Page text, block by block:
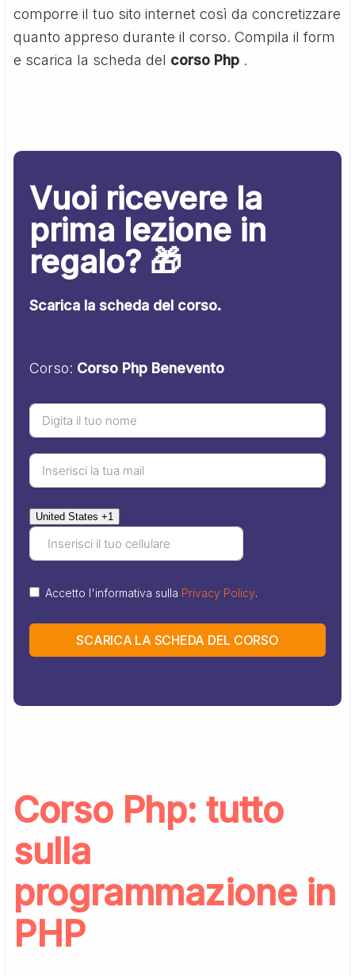
comporre il tuo sito internet così da concretizzare
quanto appreso durante il corso. Compila il form
e scarica la scheda del corso Php .
Vuoi ricevere la
prima lezione in
regalo? 🎁
Scarica la scheda del corso.
Corso: Corso Php Benevento
United States +1
Accetto l'informativa sulla Privacy Policy.
SCARICA LA SCHEDA DEL CORSO
Corso Php: tutto
sulla
programmazione in
PHP